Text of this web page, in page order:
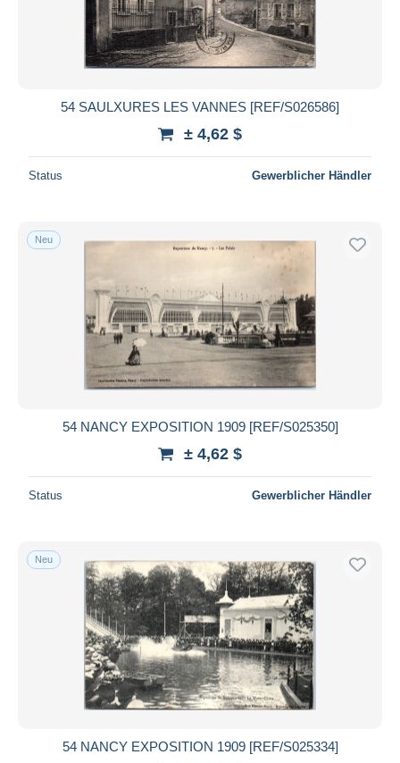
54 SAULXURES LES VANNES [REF/S026586]
± 4,62 $
Status Gewerblicher Händler
Neu
54 NANCY EXPOSITION 1909 [REF/S025350]
± 4,62 $
Status Gewerblicher Händler
Neu
54 NANCY EXPOSITION 1909 [REF/S025334]